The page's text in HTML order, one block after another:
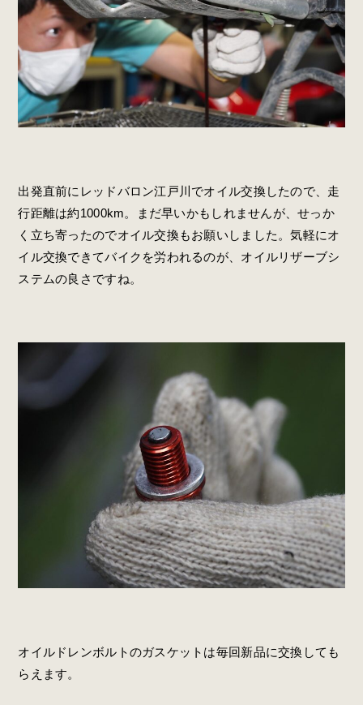
出発直前にレッドバロン江戸川でオイル交換したので、走
行距離は約1000km。まだ早いかもしれませんが、せっか
く立ち寄ったのでオイル交換もお願いしました。気軽にオ
イル交換できてバイクを労われるのが、オイルリザーブシ
ステムの良さですね。
オイルドレンボルトのガスケットは毎回新品に交換しても
らえます。